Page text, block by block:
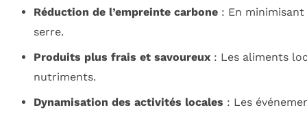
Réduction de l’empreinte carbone: En minimisant
serre.
Produits plus frais et savoureux: Les aliments
nutriments.
Dynamisation des activités locales : Les